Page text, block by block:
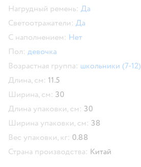
Нагрудный ремень: Да
Светоотражатели: Да
С наполнением: Нет
Пол: девочка
Возрастная группа: школьники (7-12)
Длина, см: 11.5
Ширина, см: 30
Длина упаковки, см: 30
Ширина упаковки, см: 38
Вес упаковки, кг: 0.88
Страна производства: Китай